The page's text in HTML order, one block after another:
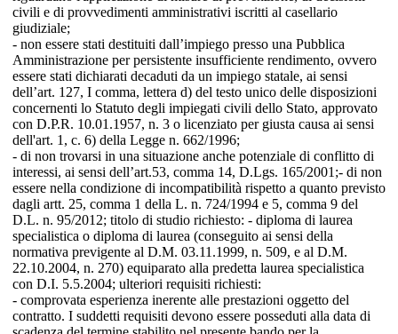
civili e di provvedimenti amministrativi iscritti al casellario
giudiziale;
- non essere stati destituiti dall’impiego presso una Pubblica
Amministrazione per persistente insufficiente rendimento, ovvero
essere stati dichiarati decaduti da un impiego statale, ai sensi
dell’art. 127, I comma, lettera d) del testo unico delle disposizioni
concernenti lo Statuto degli impiegati civili dello Stato, approvato
con D.P.R. 10.01.1957, n. 3 o licenziato per giusta causa ai sensi
dell'art. 1, c. 6) della Legge n. 662/1996;
- di non trovarsi in una situazione anche potenziale di conflitto di
interessi, ai sensi dell’art.53, comma 14, D.Lgs. 165/2001;- di non
essere nella condizione di incompatibilità rispetto a quanto previsto
dagli artt. 25, comma 1 della L. n. 724/1994 e 5, comma 9 del
D.L. n. 95/2012; titolo di studio richiesto: - diploma di laurea
specialistica o diploma di laurea (conseguito ai sensi della
normativa previgente al D.M. 03.11.1999, n. 509, e al D.M.
22.10.2004, n. 270) equiparato alla predetta laurea specialistica
con D.I. 5.5.2004; ulteriori requisiti richiesti:
- comprovata esperienza inerente alle prestazioni oggetto del
contratto. I suddetti requisiti devono essere posseduti alla data di